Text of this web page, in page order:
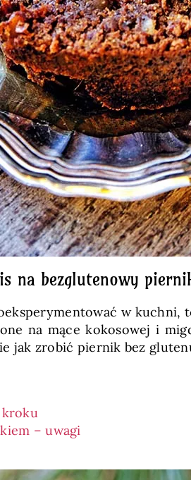
na bezglutenowy
w
na mące kokosowej i
jak zrobić piernik bez
kroku
– uwagi